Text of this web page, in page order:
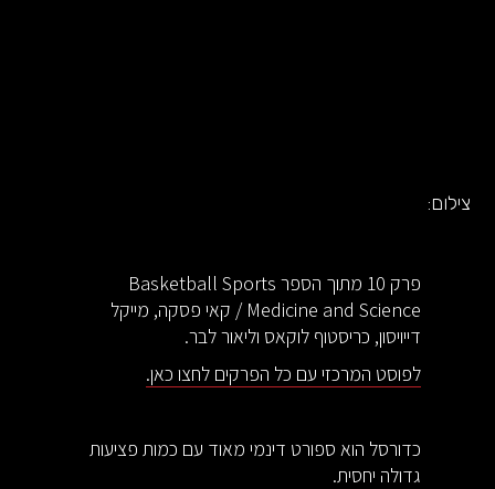
צילום:
פרק 10 מתוך הספר Basketball Sports
Medicine and Science / קאי פסקה, מייקל
דייויסון, כריסטוף לוקאס וליאור לבר.
לפוסט המרכזי עם כל הפרקים לחצו כאן.
כדורסל הוא ספורט דינמי מאוד עם כמות פציעות
גדולה יחסית.